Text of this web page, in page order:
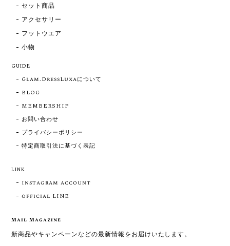
セット商品
アクセサリー
フットウエア
小物
GUIDE
Glam.DressLuxaについて
BLOG
MEMBERSHIP
お問い合わせ
プライバシーポリシー
特定商取引法に基づく表記
LINK
Instagram account
official LINE
Mail Magazine
新商品やキャンペーンなどの最新情報をお届けいたします。